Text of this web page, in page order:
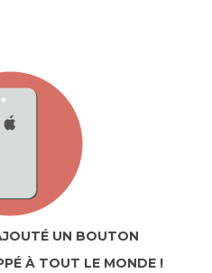
UN BOUTON
À TOUT LE MONDE !